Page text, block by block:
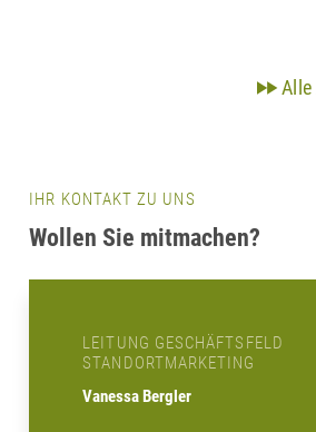
Alle
IHR KONTAKT ZU UNS
Wollen Sie mitmachen?
LEITUNG GESCHÄFTSFELD
STANDORTMARKETING
Vanessa Bergler